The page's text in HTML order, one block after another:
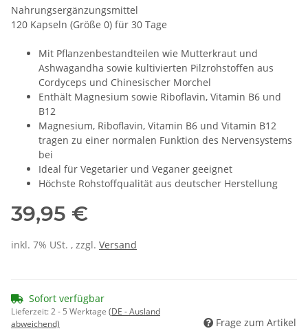
Nahrungsergänzungsmittel
120 Kapseln (Größe 0) für 30 Tage
Mit Pflanzenbestandteilen wie Mutterkraut und
Ashwagandha sowie kultivierten Pilzrohstoffen aus
Cordyceps und Chinesischer Morchel
Enthält Magnesium sowie Riboflavin, Vitamin B6 und
B12
Magnesium, Riboflavin, Vitamin B6 und Vitamin B12
tragen zu einer normalen Funktion des Nervensystems
bei
Ideal für Vegetarier und Veganer geeignet
Höchste Rohstoffqualität aus deutscher Herstellung
39,95 €
inkl. 7% USt. , zzgl. Versand
Sofort verfügbar
Lieferzeit:2 - 5 Werktage (DE - Ausland
abweichend)
Frage zum Artikel